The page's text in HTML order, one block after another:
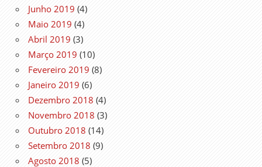
Junho 2019 (4)
Maio 2019 (4)
Abril 2019 (3)
Março 2019 (10)
Fevereiro 2019 (8)
Janeiro 2019 (6)
Dezembro 2018 (4)
Novembro 2018 (3)
Outubro 2018 (14)
Setembro 2018 (9)
Agosto 2018 (5)